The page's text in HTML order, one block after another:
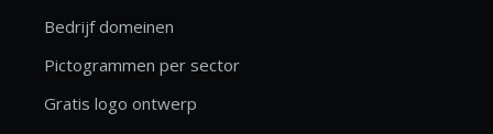
Bedrijf domeinen
Pictogrammen per sector
Gratis logo ontwerp